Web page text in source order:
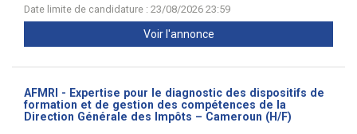
Date limite de candidature : 23/08/2026 23:59
Voir l'annonce
AFMRI - Expertise pour le diagnostic des dispositifs de
formation et de gestion des compétences de la
Direction Générale des Impôts – Cameroun (H/F)